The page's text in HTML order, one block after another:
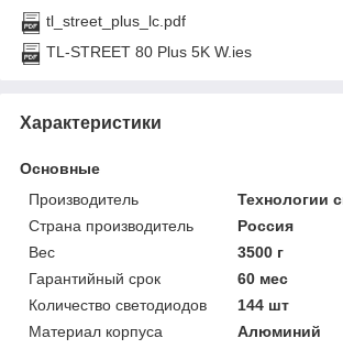
tl_street_plus_lc.pdf
TL-STREET 80 Plus 5K W.ies
Характеристики
Основные
Производитель
Технологии
Страна производитель
Россия
Вес
3500 г
Гарантийный срок
60 мес
Количество светодиодов
144 шт
Материал корпуса
Алюминий